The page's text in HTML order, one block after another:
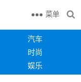
菜单
汽车
时尚
娱乐